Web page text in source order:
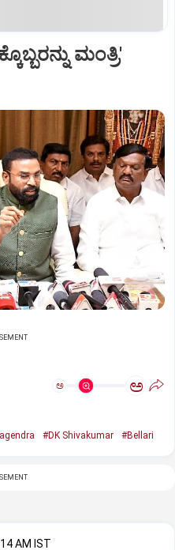
ಮಂತ್ರಿ'
ಅ ಅ
#DK Shivakumar #Bellari
AM IST